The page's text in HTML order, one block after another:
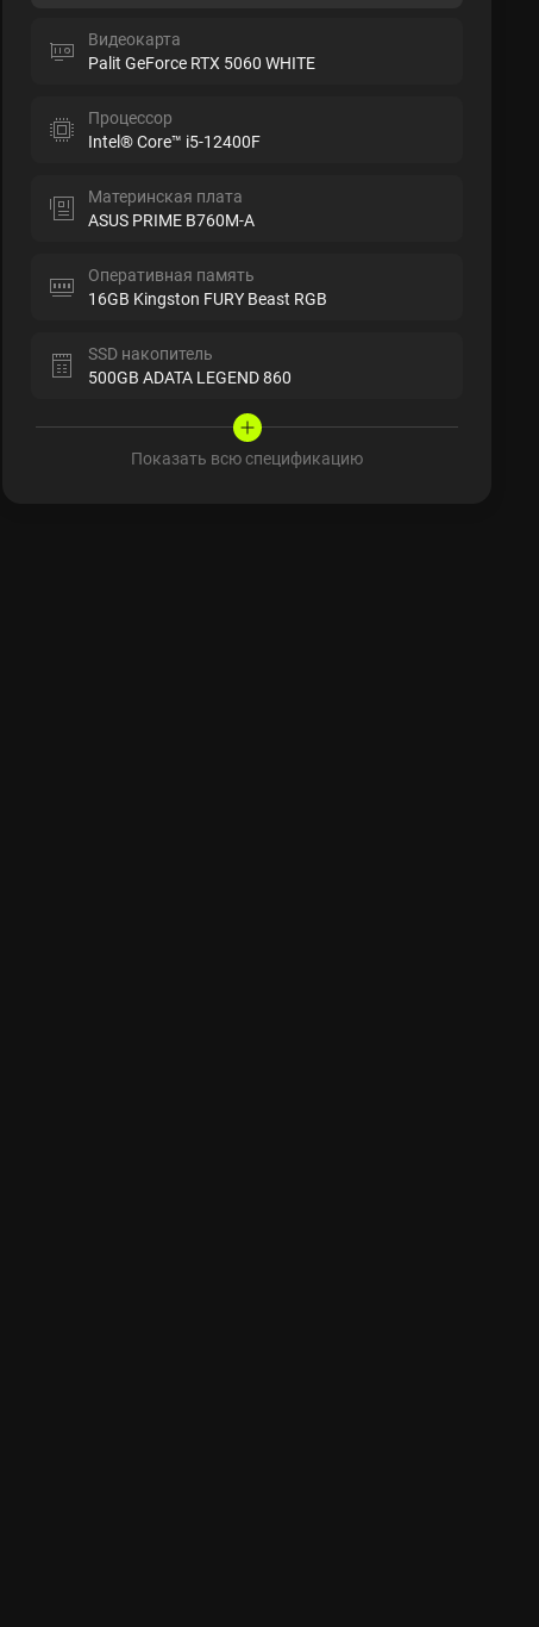
Видеокарта
Palit GeForce RTX 5060 WHITE
Процессор
Intel® Core™ i5-12400F
Материнская плата
ASUS PRIME B760M-A
Оперативная память
16GB Kingston FURY Beast RGB
SSD накопитель
500GB ADATA LEGEND 860
Показать всю спецификацию